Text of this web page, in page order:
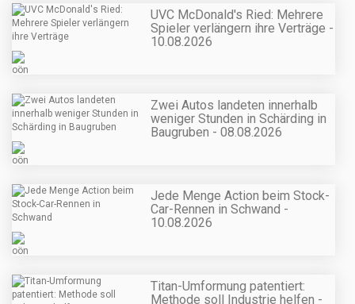
UVC McDonald's Ried: Mehrere
Spieler verlängern ihre Verträge -
10.08.2026
Zwei Autos landeten innerhalb
weniger Stunden in Schärding in
Baugruben - 08.08.2026
Jede Menge Action beim Stock-
Car-Rennen in Schwand -
10.08.2026
Titan-Umformung patentiert:
Methode soll Industrie helfen -